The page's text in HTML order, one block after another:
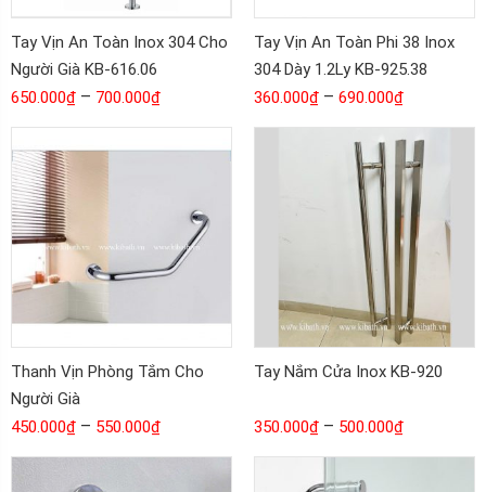
Tay Vịn An Toàn Inox 304 Cho
Người Già KB-616.06
650.000₫ – 700.000₫
Tay Vịn An Toàn Phi 38 Inox
304 Dày 1.2Ly KB-925.38
360.000₫ – 690.000₫
Thanh Vịn Phòng Tắm Cho
Người Già
450.000₫ – 550.000₫
Tay Nắm Cửa Inox KB-920
350.000₫ – 500.000₫